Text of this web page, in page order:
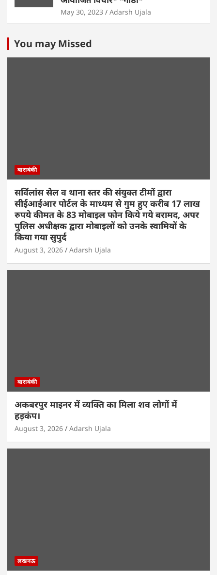
May 30, 2023 Adarsh Ujala
You may Missed
बाराबंकी
सर्विलांस सेल व थाना स्तर की संयुक्त टीमों द्वारा
सीईआईआर पोर्टल के माध्यम से गुम हुए करीब 17 लाख
रुपये कीमत के 83 मोबाइल फोन किये गये बरामद, अपर
पुलिस अधीक्षक द्वारा मोबाइलों को उनके स्वामियों के
किया गया सुपुर्द
August 3, 2026 Adarsh Ujala
बाराबंकी
अकबरपुर माइनर में व्यक्ति का मिला शव लोगों में
हड़कंप।
August 3, 2026 Adarsh Ujala
लखनऊ